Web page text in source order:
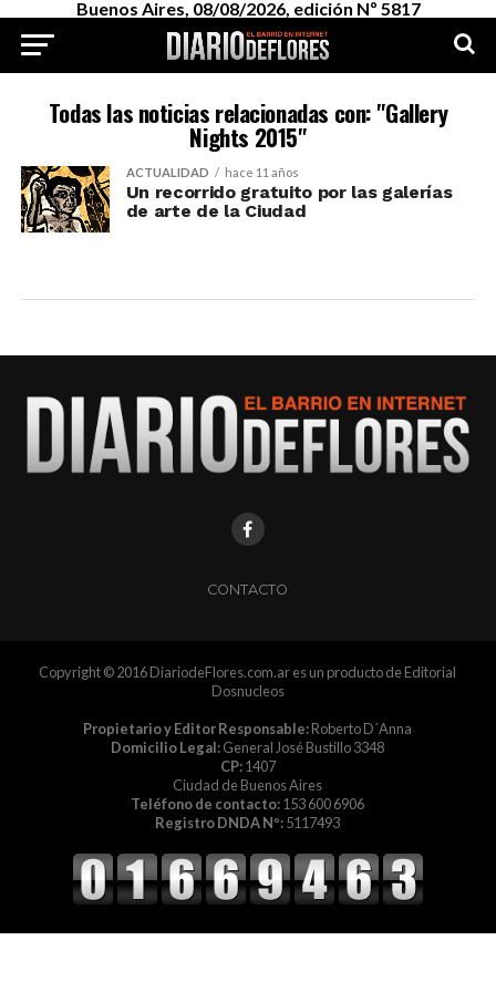
Buenos Aires, 08/08/2026, edición Nº 5817
Todas las noticias relacionadas con: "Gallery
Nights 2015"
ACTUALIDAD hace 11 años
Un recorrido gratuito por las galerías
de arte de la Ciudad
CONTACTO
Copyright © 2016 DiariodeFlores.com.ar es un producto de Editorial
Dosnucleos
Propietario y Editor Responsable:Roberto D´Anna
Domicilio Legal:General José Bustillo 3348
CP:1407
Ciudad de Buenos Aires
Teléfono de contacto:153 600 6906
Registro DNDA Nº:5117493